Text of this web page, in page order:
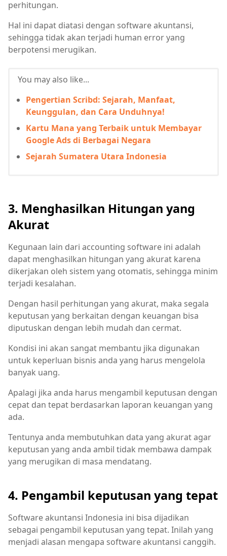
perhitungan.
Hal ini dapat diatasi dengan software akuntansi,
sehingga tidak akan terjadi human error yang
berpotensi merugikan.
You may also like...
Pengertian Scribd: Sejarah, Manfaat,
Keunggulan, dan Cara Unduhnya!
Kartu Mana yang Terbaik untuk Membayar
Google Ads di Berbagai Negara
Sejarah Sumatera Utara Indonesia
3. Menghasilkan Hitungan yang
Akurat
Kegunaan lain dari accounting software ini adalah
dapat menghasilkan hitungan yang akurat karena
dikerjakan oleh sistem yang otomatis, sehingga minim
terjadi kesalahan.
Dengan hasil perhitungan yang akurat, maka segala
keputusan yang berkaitan dengan keuangan bisa
diputuskan dengan lebih mudah dan cermat.
Kondisi ini akan sangat membantu jika digunakan
untuk keperluan bisnis anda yang harus mengelola
banyak uang.
Apalagi jika anda harus mengambil keputusan dengan
cepat dan tepat berdasarkan laporan keuangan yang
ada.
Tentunya anda membutuhkan data yang akurat agar
keputusan yang anda ambil tidak membawa dampak
yang merugikan di masa mendatang.
4. Pengambil keputusan yang tepat
Software akuntansi Indonesia ini bisa dijadikan
sebagai pengambil keputusan yang tepat. Inilah yang
menjadi alasan mengapa software akuntansi canggih.